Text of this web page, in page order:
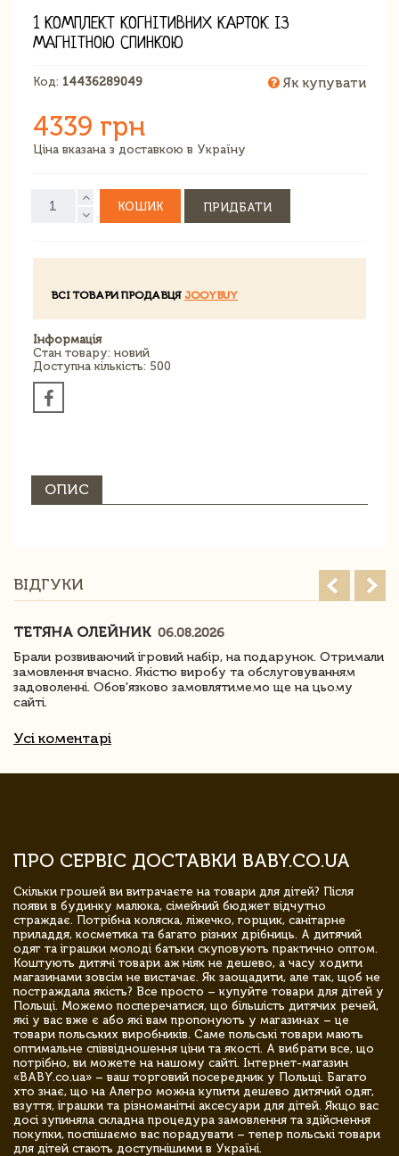
1 КОМПЛЕКТ КОГНІТИВНИХ КАРТОК ІЗ
МАГНІТНОЮ СПИНКОЮ
Код: 14436289049 Як купувати
4339 грн
Ціна вказана з доставкою в Україну
КОШИК ПРИДБАТИ
ВСІ ТОВАРИ ПРОДАВЦЯ JOOYBUY
Інформація
Стан товару: новий
Доступна кількість: 500
ОПИС
ВІДГУКИ
ТЕТЯНА ОЛЕЙНИК 06.08.2026
Брали розвиваючий ігровий набір, на подарунок. Отримали
замовлення вчасно. Якістю виробу та обслуговуванням
задоволенні. Обов'язково замовлятимемо ще на цьому
сайті.
Усі коментарі
ПРО СЕРВІС ДОСТАВКИ BABY.CO.UA
Скільки грошей ви витрачаєте на товари для дітей? Після
появи в будинку малюка, сімейний бюджет відчутно
страждає. Потрібна коляска, ліжечко, горщик, санітарне
приладдя, косметика та багато різних дрібниць. А дитячий
одяг та іграшки молоді батьки скуповують практично оптом.
Коштують дитячі товари аж ніяк не дешево, а часу ходити
магазинами зовсім не вистачає. Як заощадити, але так, щоб не
постраждала якість? Все просто – купуйте товари для дітей у
Польщі. Можемо посперечатися, що більшість дитячих речей,
які у вас вже є або які вам пропонують у магазинах – це
товари польських виробників. Саме польські товари мають
оптимальне співвідношення ціни та якості. А вибрати все, що
потрібно, ви можете на нашому сайті. Інтернет-магазин
«BABY.co.ua» – ваш торговий посередник у Польщі. Багато
хто знає, що на Алегро можна купити дешево дитячий одяг,
взуття, іграшки та різноманітні аксесуари для дітей. Якщо вас
досі зупиняла складна процедура замовлення та здійснення
покупки, поспішаємо вас порадувати – тепер польські товари
для дітей стають доступнішими в Україні.